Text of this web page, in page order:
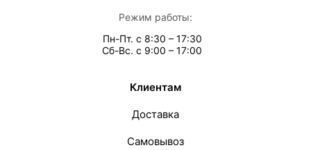
Режим работы:
Пн-Пт. с 8:30 – 17:30
Сб-Вс. с 9:00 – 17:00
Клиентам
Доставка
Самовывоз